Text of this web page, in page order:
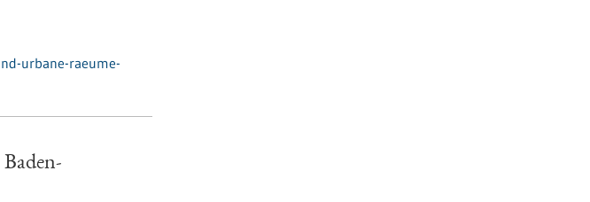
urbane-raeume-